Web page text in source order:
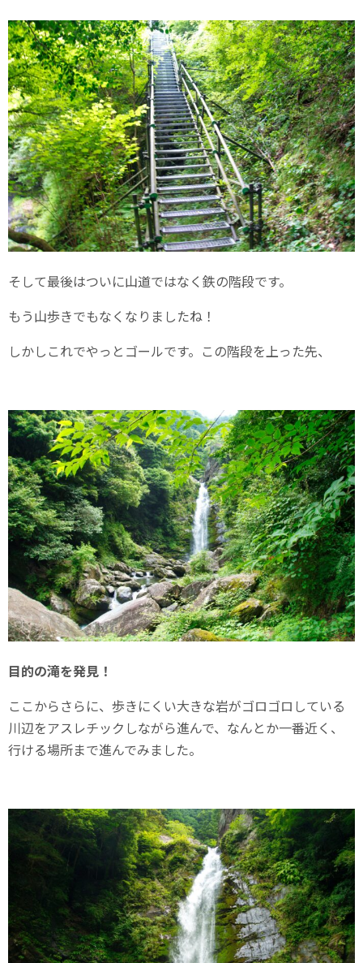
そして最後はついに山道ではなく鉄の階段です。
もう山歩きでもなくなりましたね！
しかしこれでやっとゴールです。この階段を上った先、
目的の滝を発見！
ここからさらに、歩きにくい大きな岩がゴロゴロしている
川辺をアスレチックしながら進んで、なんとか一番近く、
行ける場所まで進んでみました。